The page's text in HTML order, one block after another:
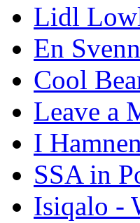
Lidl
En
Cool
Leave a
I
SSA in
Isiqalo -